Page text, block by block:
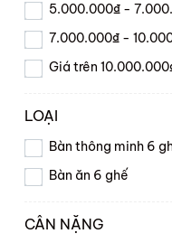
5.000.000₫ -
7.000.000₫ -
Giá trên
LOẠI
Bàn thông minh 6
Bàn ăn 6 ghế
CÂN NẶNG